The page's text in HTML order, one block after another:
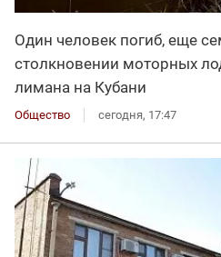
Один человек погиб, еще
столкновении моторных
лимана на Кубани
Общество сегодня, 17:47